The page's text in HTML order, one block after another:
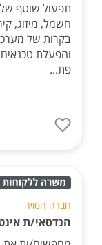
תפעול שוטף
חשמל, מיזוג,
בקרות של
והפעלת טכנאים
פת...
חברה חסויה
הנדסאי/ת